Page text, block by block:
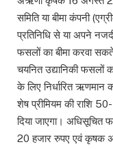
समिति या बीमा कंपनी
प्रतिनिधि से या अपने
फसलों का बीमा करवा
चयनित उद्यानिकी फसलों
के लिए निर्धारित ऋणमान
शेष प्रीमियम की राशि
दिया जाएगा। अधिसूचित
20 हजार रुपए एवं कृषक